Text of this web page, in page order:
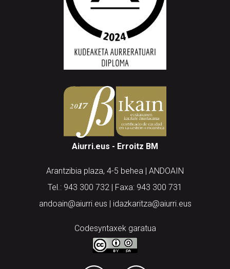
Aiurri.eus - Erroitz BM
Arantzibia plaza, 4-5 behea | ANDOAIN
Tel.: 943 300 732 | Faxa: 943 300 731
andoain@aiurri.eus | idazkaritza@aiurri.eus
Codesyntaxek garatua